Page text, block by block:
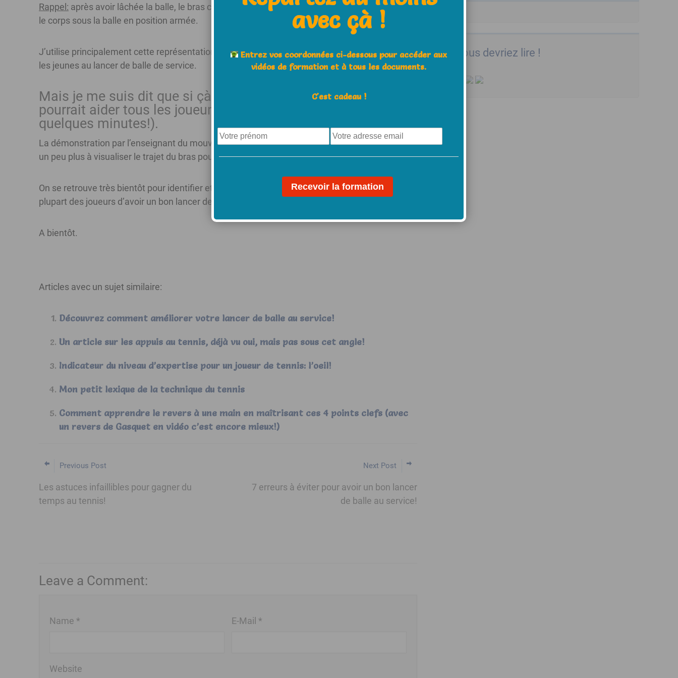
Vous devriez lire !
Rappel: après avoir lâchée la balle, le bras continue de monter pour l’accompagner et équilibrer
le corps sous la balle en position armée.
J’utilise principalement cette représentation mentale dela balle dans l’immeublepour initier
les jeunes au lancer de balle de service.
Mais je me suis dit que si çà marche pour les jeunes, cela
pourrait aider tous les joueurs (résultats surprenant en
quelques minutes!).
La démonstration par l’enseignant du mouvement complètera cette astuce et aidera encore
un peu plus à visualiser le trajet du bras pour avoir un bon lancer de balle.
On se retrouve très bientôt pour identifier et corriger les principales erreurs qui empêchent la
plupart des joueurs d’avoir un bon lancer de balle au service.
A bientôt.
Articles avec un sujet similaire:
Découvrez comment améliorer votre lancer de balle au service!
Un article sur les appuis au tennis, déjà vu oui, mais pas sous cet angle!
Indicateur du niveau d’expertise pour un joueur de tennis: l’oeil!
Mon petit lexique de la technique du tennis
Comment apprendre le revers à une main en maîtrisant ces 4 points clefs (avec
un revers de Gasquet en vidéo c’est encore mieux!)
Previous Post
Les astuces infaillibles pour gagner du
temps au tennis!
Next Post
7 erreurs à éviter pour avoir un bon lancer
de balle au service!
Leave a Comment:
Name * E-Mail *
Website
avec çà !
Entrez vos coordonnées ci-dessous pour accéder aux
vidéos de formation et à tous les documents.
C'est cadeau !